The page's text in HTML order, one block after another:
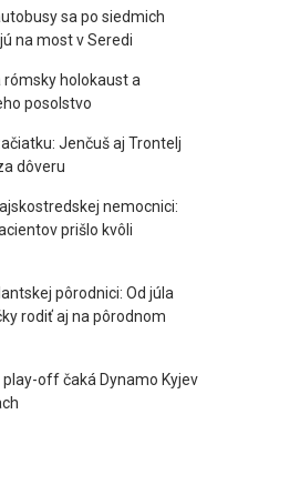
sa po siedmich
na most v Seredi
rómsky holokaust a
posolstvo
Jenčuš aj Trontelj
dôveru
nemocnici:
prišlo kvôli
pôrodnici: Od júla
rodiť aj na pôrodnom
off čaká Dynamo Kyjev